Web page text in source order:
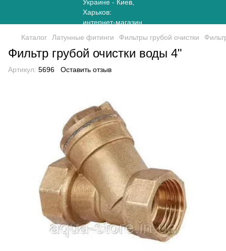
Каталог Латунные фитинги Фильтры грубой очистки
Фильтр грубой очистки воды 4"
Артикул: 5696 Оставить отзыв